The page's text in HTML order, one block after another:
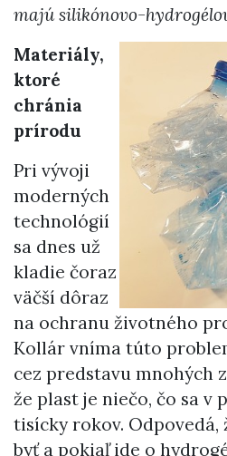
majú silikónovo-
Materiály,
ktoré
chránia
prírodu
Pri vývoji
moderných
technológií
sa dnes už
kladie čoraz
väčší dôraz
na ochranu životného
Kollár vníma túto
cez predstavu mnohých
že plast je niečo, čo sa v
tisícky rokov. Odpovedá,
byť a pokiaľ ide o